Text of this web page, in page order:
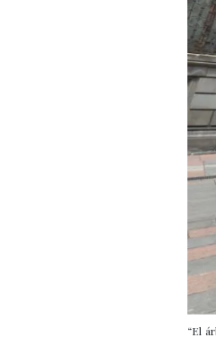
“El